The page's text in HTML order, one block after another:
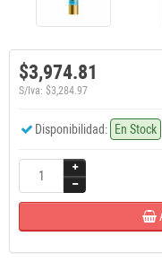
$3,974.81
S/Iva: $3,284.97
Disponibilidad: En Stock